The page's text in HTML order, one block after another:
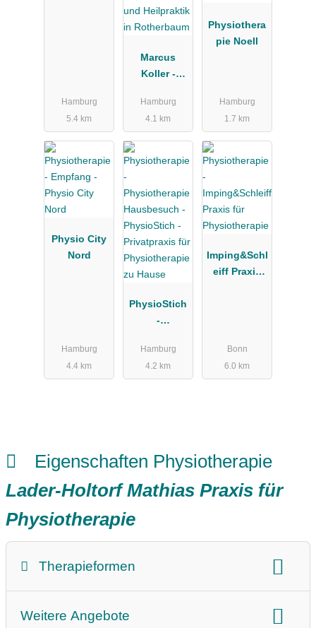
Hamburg
5.4 km
Marcus
Koller -
pie und
Heilpraktik
in
Rotherbaum
Hamburg
4.1 km
Physiothera
pie Noell
Hamburg
1.7 km
Physio City
Nord
Hamburg
4.4 km
PhysioStich
-
für
Physiothera
Hamburg
4.2 km
Imping&Schl
eiff Praxis
Bonn
6.0 km
Eigenschaften Physiotherapie
Lader-Holtorf Mathias Praxis für
Physiotherapie
Therapieformen
Physiotherapie
Massage
Weitere Angebote